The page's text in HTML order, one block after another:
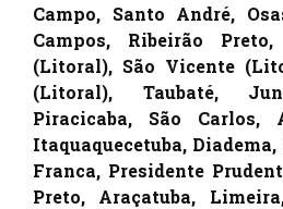
Campo, Santo André,
Campos, Ribeirão Preto,
(Litoral), São Vicente
(Litoral), Taubaté,
Piracicaba, São Carlos,
Itaquaquecetuba,
Franca, Presidente
Preto, Araçatuba,